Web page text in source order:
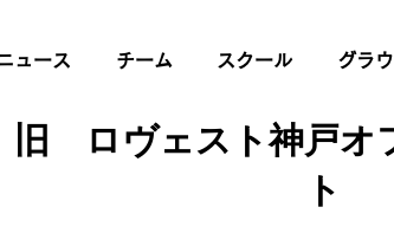
ュース チーム スクール グラ
旧 ロヴェスト神戸オ
ト